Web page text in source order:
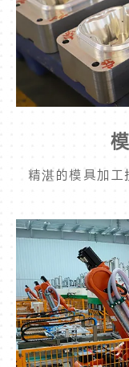
精湛的模具加